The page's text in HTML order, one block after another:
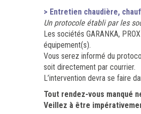
> Entretien chaudière,
Un protocole établi par les
Les sociétés GARANKA,
équipement(s).
Vous serez informé du
soit directement par courrier.
L’intervention devra se faire
Tout rendez-vous manqué
Veillez à être